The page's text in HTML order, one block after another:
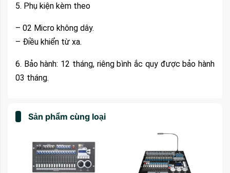
5. Phụ kiện kèm theo
– 02 Micro không dây.
– Điều khiển từ xa.
6. Bảo hành: 12 tháng, riêng bình ắc quy được bảo hành
03 tháng.
Sản phẩm cùng loại